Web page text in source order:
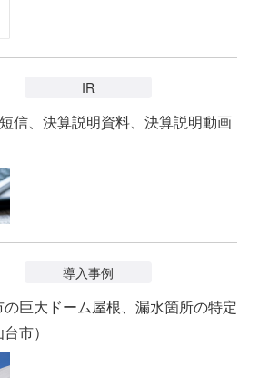
IR
信、決算説明資料、決算説明動画
導入事例
の巨大ドーム屋根、漏水箇所の特定
市）